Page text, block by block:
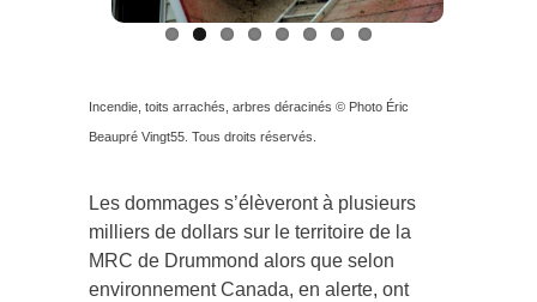
Incendie, toits arrachés, arbres déracinés © Photo Éric
Beaupré Vingt55. Tous droits réservés.
Les dommages s’élèveront à plusieurs
milliers de dollars sur le territoire de la
MRC de Drummond alors que selon
environnement Canada, en alerte, ont